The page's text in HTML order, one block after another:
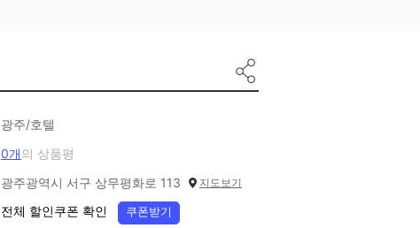
광주/호텔
0개의 상품평
광주광역시 서구 상무평화로 113 지도보기
전체 할인쿠폰 확인 쿠폰받기